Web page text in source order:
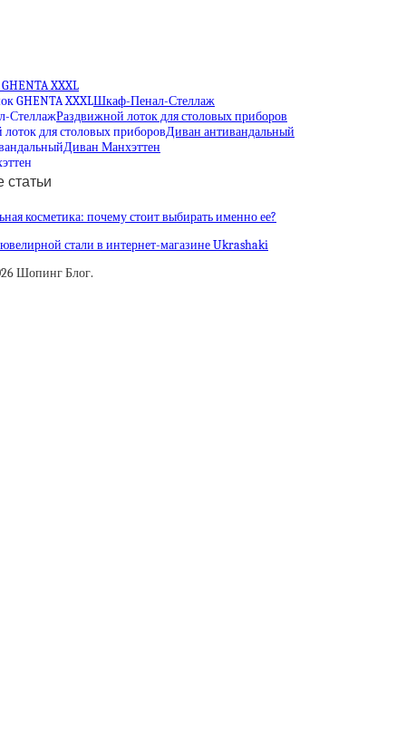
XXXL
Шкаф-Пенал-Стеллаж
Раздвижной лоток для столовых приборов
Диван антивандальный
Диван Манхэттен
косметика: почему стоит выбирать именно ее?
стали в интернет-магазине Ukrashaki
Шопинг Блог.